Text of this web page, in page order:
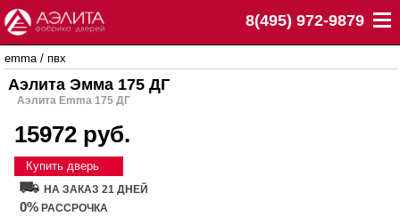
8(495) 972-9879
emma/ пвх
Аэлита Эмма 175 ДГ
Аэлита Emma 175 ДГ
15972 руб.
Купить дверь
НА ЗАКАЗ 21 ДНЕЙ
0% РАССРОЧКА